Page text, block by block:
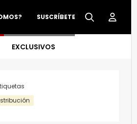
SUSCRÍBETE
EXCLUSIVOS